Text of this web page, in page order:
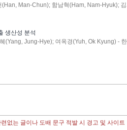
Man-Chun); 함남혁(Ham, Nam-Hyuk);
생산성 분석
(Yang, Jung-Hye); 여옥경(Yuh, Ok Kyung) -